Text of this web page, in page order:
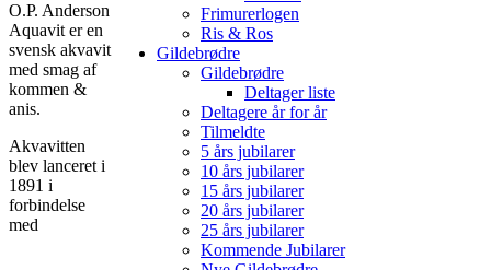
Frimurerlogen
Ris & Ros
Gildebrødre
Gildebrødre
Deltager liste
Deltagere år for år
Tilmeldte
5 års jubilarer
10 års jubilarer
15 års jubilarer
20 års jubilarer
25 års jubilarer
Kommende Jubilarer
O.P. Anderson
Aquavit er en
svensk akvavit
med smag af
kommen &
anis.
Akvavitten
blev lanceret i
1891 i
forbindelse
med